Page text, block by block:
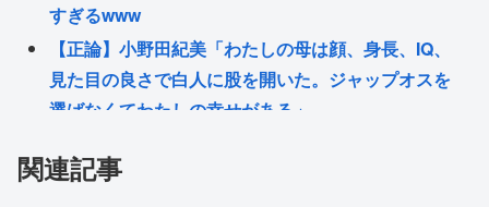
すぎるwww
【正論】小野田紀美「わたしの母は顔、身長、IQ、
見た目の良さで白人に股を開いた。ジャップオスを
選ばなくてわたしの幸せがある」
量刑軽かっただろ💦」←1万いいね❤️
関連記事